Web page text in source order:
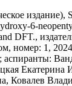
издание),
6-
DFT.,
номер: 1,
Екатерина
Ковалев